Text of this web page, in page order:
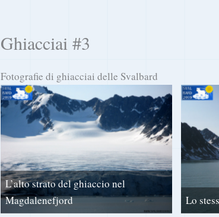
Ghiacciai #3
Fotografie di ghiacciai delle Svalbard
L’alto strato del ghiaccio nel
Magdalenefjord
Lo